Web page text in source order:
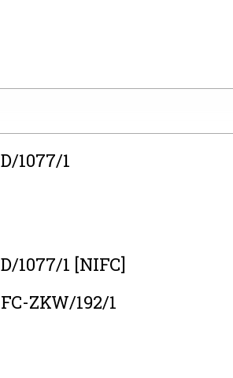
D/1077/1
D/1077/1 [NIFC]
FC-ZKW/192/1